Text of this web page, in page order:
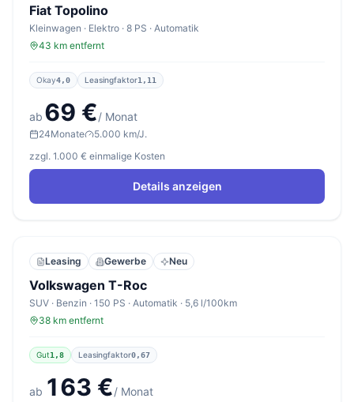
Fiat Topolino
Kleinwagen · Elektro · 8 PS · Automatik
43 km entfernt
Okay4,0 Leasingfaktor1,11
ab 69 €/ Monat
24Monate
5.000 km/J.
zzgl. 1.000 € einmalige Kosten
Details anzeigen
Leasing Gewerbe Neu
Volkswagen T-Roc
SUV · Benzin · 150 PS · Automatik · 5,6 l/100km
38 km entfernt
Gut1,8 Leasingfaktor0,67
ab 163 €/ Monat